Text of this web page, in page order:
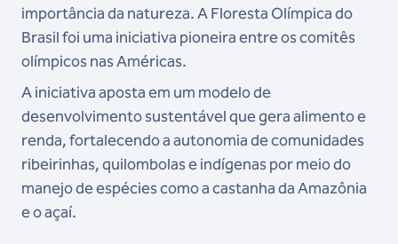
importância da natureza. A Floresta Olímpica do
Brasil foi uma iniciativa pioneira entre os comitês
olímpicos nas Américas.
A iniciativa aposta em um modelo de
desenvolvimento sustentável que gera alimento e
renda, fortalecendo a autonomia de comunidades
ribeirinhas, quilombolas e indígenas por meio do
manejo de espécies como a castanha da Amazônia
e o açaí.